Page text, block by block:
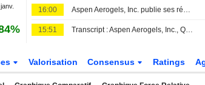
16:00 Aspen Aerogels, Inc. publie ses résultats pour le deuxième trimestre et le premier semestre clos le 30 juin 2026
15:51 Transcript : Aspen Aerogels, Inc., Q2 2026 Earnings Call, Aug 06, 2026
Valorisation Consensus Ratings